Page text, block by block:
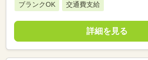
ブランクOK 交通費支給
詳細を見る